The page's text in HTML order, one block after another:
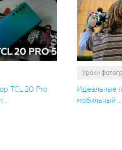
TCL 20 Pro
Уроки
Идеальные
мобильный ...